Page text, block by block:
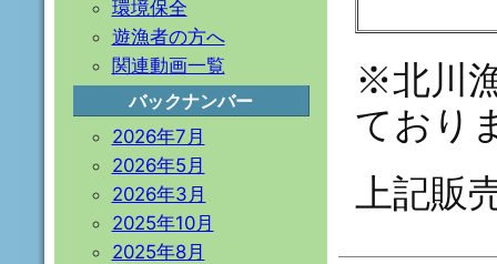
※北川
ており
上記販
環境保全
遊漁者の方へ
関連動画一覧
バックナンバー
2026年7月
2026年5月
2026年3月
2025年10月
2025年8月